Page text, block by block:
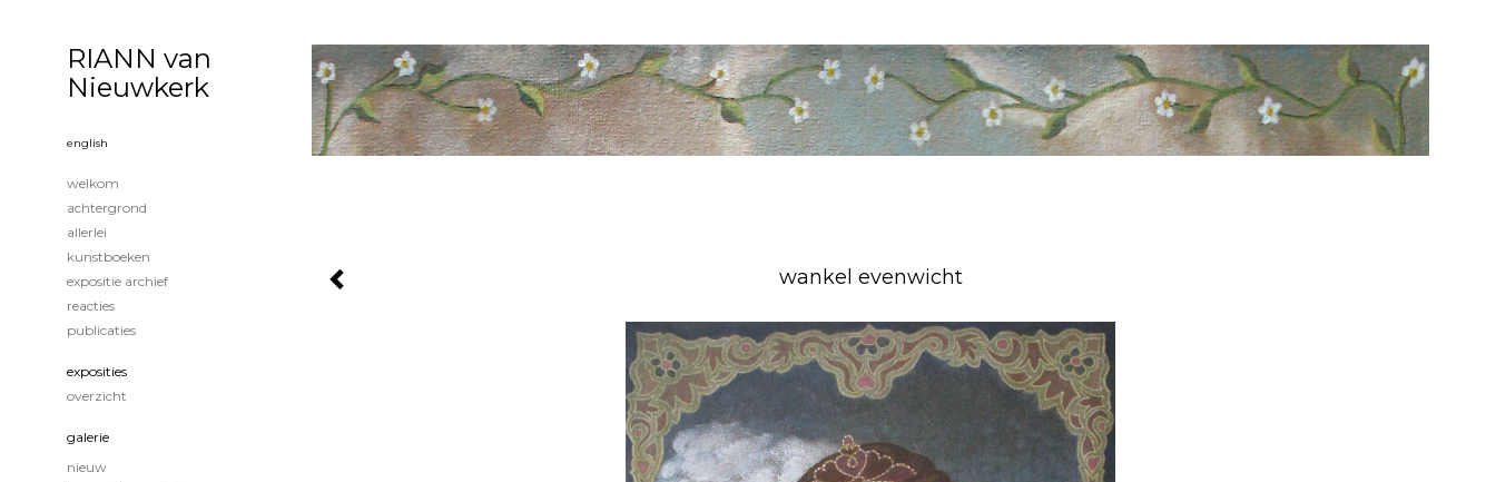
wankel evenwicht
RIANN van
Nieuwkerk
english
welkom
achtergrond
allerlei
kunstboeken
expositie archief
reacties
publicaties
exposities
overzicht
galerie
nieuw